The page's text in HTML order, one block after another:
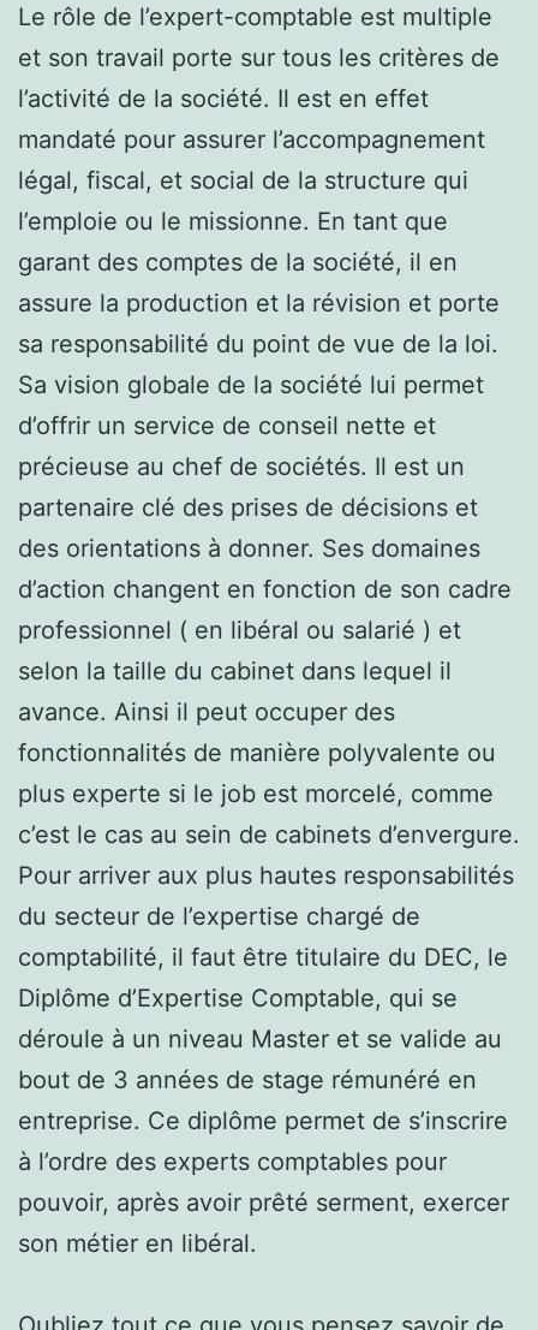
Le rôle de l’expert-comptable est multiple
et son travail porte sur tous les critères de
l’activité de la société. Il est en effet
mandaté pour assurer l’accompagnement
légal, fiscal, et social de la structure qui
l’emploie ou le missionne. En tant que
garant des comptes de la société, il en
assure la production et la révision et porte
sa responsabilité du point de vue de la loi.
Sa vision globale de la société lui permet
d’offrir un service de conseil nette et
précieuse au chef de sociétés. Il est un
partenaire clé des prises de décisions et
des orientations à donner. Ses domaines
d’action changent en fonction de son cadre
professionnel ( en libéral ou salarié ) et
selon la taille du cabinet dans lequel il
avance. Ainsi il peut occuper des
fonctionnalités de manière polyvalente ou
plus experte si le job est morcelé, comme
c’est le cas au sein de cabinets d’envergure.
Pour arriver aux plus hautes responsabilités
du secteur de l’expertise chargé de
comptabilité, il faut être titulaire du DEC, le
Diplôme d’Expertise Comptable, qui se
déroule à un niveau Master et se valide au
bout de 3 années de stage rémunéré en
entreprise. Ce diplôme permet de s’inscrire
à l’ordre des experts comptables pour
pouvoir, après avoir prêté serment, exercer
son métier en libéral.